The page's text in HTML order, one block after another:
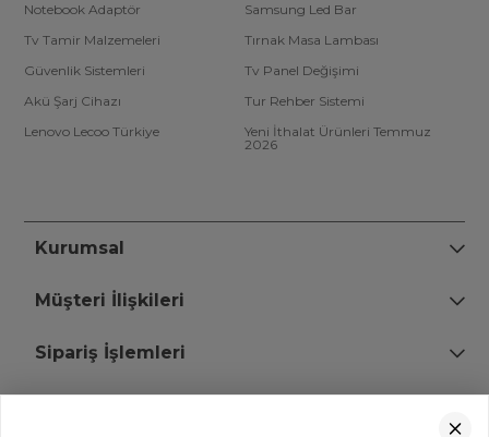
Notebook Adaptör
Samsung Led Bar
Tv Tamir Malzemeleri
Tırnak Masa Lambası
Güvenlik Sistemleri
Tv Panel Değişimi
Akü Şarj Cihazı
Tur Rehber Sistemi
Lenovo Lecoo Türkiye
Yeni İthalat Ürünleri Temmuz
2026
Kurumsal
Müşteri İlişkileri
Sipariş İşlemleri